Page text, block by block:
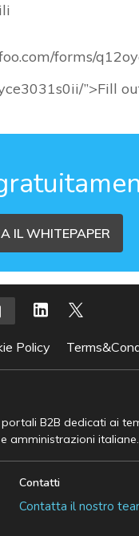
forms/
”>Fill
IL WHITEPAPER
Policy
B2B dedicati ai
amministrazioni italiane.
Contatti
Contatta il nostro